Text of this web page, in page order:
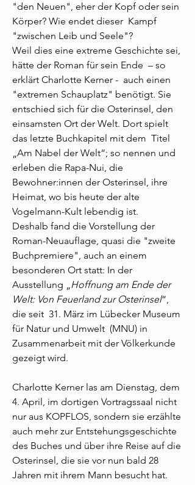
"den Neuen", eher der Kopf oder sein
Körper? Wie endet dieser Kampf
"zwischen Leib und Seele"?
Weil dies eine extreme Geschichte sei,
hätte der Roman für sein Ende – so
erklärt Charlotte Kerner - auch einen
"extremen Schauplatz" benötigt. Sie
entschied sich für die Osterinsel, den
einsamsten Ort der Welt. Dort spielt
das letzte Buchkapitel mit dem Titel
„Am Nabel der Welt“; so nennen und
erleben die Rapa-Nui, die
Bewohner:innen der Osterinsel, ihre
Heimat, wo bis heute der alte
Vogelmann-Kult lebendig ist.
Deshalb fand die Vorstellung der
Roman-Neuauflage, quasi die "zweite
Buchpremiere", auch an einem
besonderen Ort statt: In der
Ausstellung „Hoffnung am Ende der
Welt: Von Feuerland zur Osterinsel“,
die seit 31. März im Lübecker Museum
für Natur und Umwelt (MNU) in
Zusammenarbeit mit der Völkerkunde
gezeigt wird.
Charlotte Kerner las am Dienstag, dem
4. April, im dortigen Vortragssaal nicht
nur aus KOPFLOS, sondern sie erzählte
auch mehr zur Entstehungsgeschichte
des Buches und über ihre Reise auf die
Osterinsel, die sie vor nun bald 28
Jahren mit ihrem Mann besucht hat.